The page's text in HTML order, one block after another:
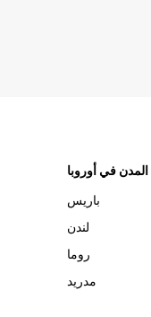
في أوروبا
باريس
لندن
روما
مدريد